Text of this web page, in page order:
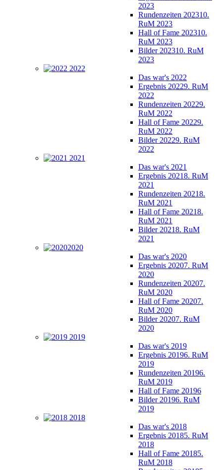
2023
Rundenzeiten 202310.
RuM 2023
Hall of Fame 202310.
RuM 2023
Bilder 202310. RuM
2023
2022
Das war's 2022
Ergebnis 20229. RuM
2022
Rundenzeiten 20229.
RuM 2022
Hall of Fame 20229.
RuM 2022
Bilder 20229. RuM
2022
2021
Das war's 2021
Ergebnis 20218. RuM
2021
Rundenzeiten 20218.
RuM 2021
Hall of Fame 20218.
RuM 2021
Bilder 20218. RuM
2021
2020
Das war's 2020
Ergebnis 20207. RuM
2020
Rundenzeiten 20207.
RuM 2020
Hall of Fame 20207.
RuM 2020
Bilder 20207. RuM
2020
2019
Das war's 2019
Ergebnis 20196. RuM
2019
Rundenzeiten 20196.
RuM 2019
Hall of Fame 20196
Bilder 20196. RuM
2019
2018
Das war's 2018
Ergebnis 20185. RuM
2018
Hall of Fame 20185.
RuM 2018